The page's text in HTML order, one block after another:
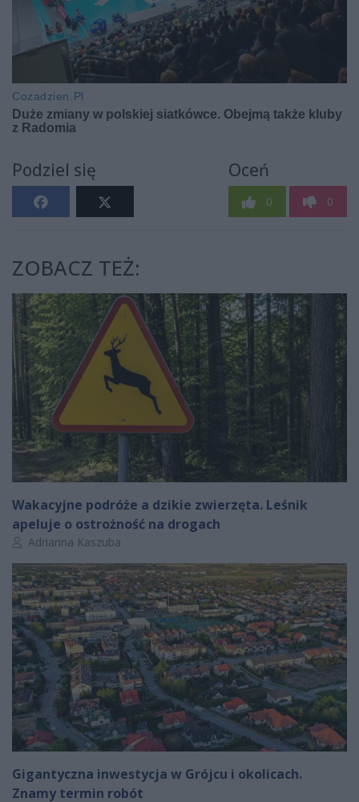
Podziel się Oceń
0 0
ZOBACZ TEŻ:
Wakacyjne podróże a dzikie zwierzęta. Leśnik
apeluje o ostrożność na drogach
Autor artykułu:
Adrianna Kaszuba
Gigantyczna inwestycja w Grójcu i okolicach.
Znamy termin robót